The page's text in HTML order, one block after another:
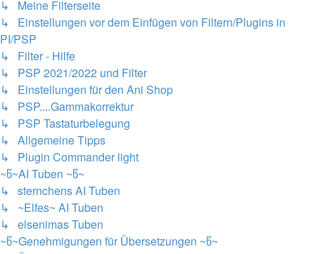
↳ Meine Filterseite
↳ Einstellungen vor dem Einfügen von Filtern/Plugins in
PI/PSP
↳ Filter - Hilfe
↳ PSP 2021/2022 und Filter
↳ Einstellungen für den Ani Shop
↳ PSP....Gammakorrektur
↳ PSP Tastaturbelegung
↳ Allgemeine Tipps
↳ Plugin Commander light
~წ~AI Tuben ~წ~
↳ sternchens AI Tuben
↳ ~Elfes~ AI Tuben
↳ elsenimas Tuben
~წ~Genehmigungen für Übersetzungen ~წ~